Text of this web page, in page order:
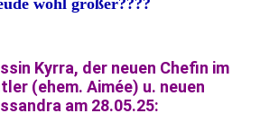
wohl größer????
Kyrra, der neuen Chefin im
(ehem. Aimée) u. neuen
am 28.05.25: